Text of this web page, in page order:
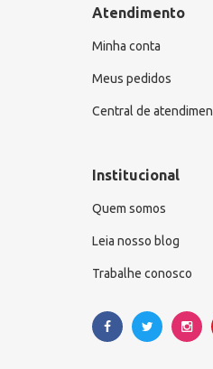
Atendimento
Minha conta
Meus pedidos
Central de
Institucional
Quem somos
Leia nosso blog
Trabalhe conosco